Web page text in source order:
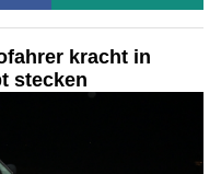
kracht in
stecken